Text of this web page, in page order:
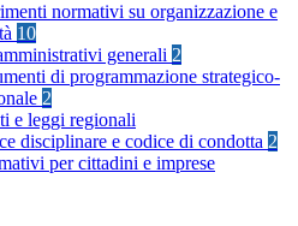
normativi su organizzazione e
10
generali 2
di programmazione strategico-
2
e leggi regionali
disciplinare e codice di condotta 2
per cittadini e imprese